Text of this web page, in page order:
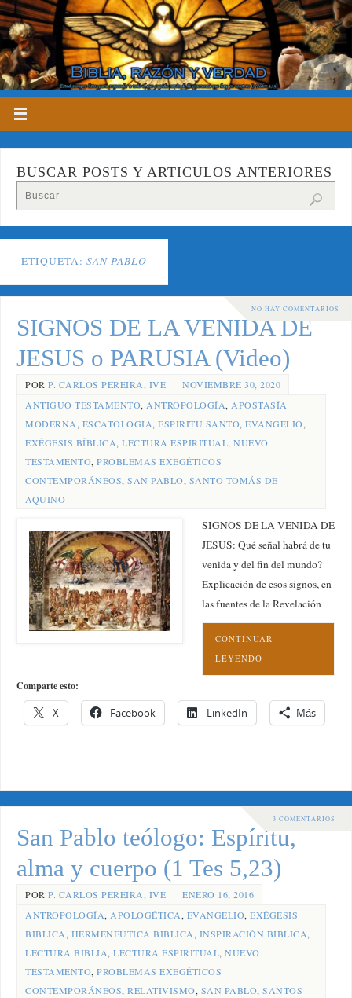
BUSCAR POSTS Y ARTICULOS ANTERIORES
ETIQUETA: SAN PABLO
NO HAY COMENTARIOS
SIGNOS DE LA VENIDA DE
JESUS o PARUSIA (Video)
PORP. CARLOS PEREIRA, IVE
NOVIEMBRE 30, 2020
ANTIGUO TESTAMENTO, ANTROPOLOGÍA, APOSTASÍA
MODERNA, ESCATOLOGÍA,ESPÍRITU SANTO,EVANGELIO,
EXÉGESIS BÍBLICA,LECTURA ESPIRITUAL,NUEVO
TESTAMENTO,PROBLEMAS EXEGÉTICOS
CONTEMPORÁNEOS,SAN PABLO, SANTO TOMÁS DE
AQUINO
SIGNOS DE LA VENIDA DE
JESUS: Qué señal habrá de tu
venida y del fin del mundo?
Explicación de esos signos, en
las fuentes de la Revelación
CONTINUAR
LEYENDO
Comparte esto:
X Facebook LinkedIn Más
3 COMENTARIOS
San Pablo teólogo: Espíritu,
alma y cuerpo (1 Tes 5,23)
PORP. CARLOS PEREIRA, IVE
ENERO 16, 2016
ANTROPOLOGÍA, APOLOGÉTICA, EVANGELIO,EXÉGESIS
BÍBLICA, HERMENÉUTICA BÍBLICA, INSPIRACIÓN BÍBLICA,
LECTURA BIBLIA,LECTURA ESPIRITUAL,NUEVO
TESTAMENTO,PROBLEMAS EXEGÉTICOS
CONTEMPORÁNEOS,RELATIVISMO, SAN PABLO,SANTOS